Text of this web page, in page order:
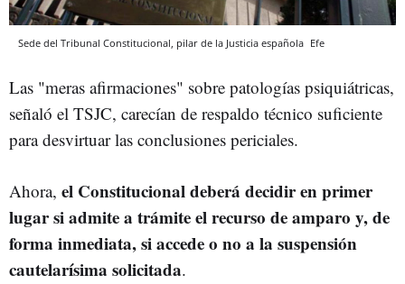
Sede del Tribunal Constitucional, pilar de la Justicia española Efe
Las "meras afirmaciones" sobre patologías psiquiátricas,
señaló el TSJC, carecían de respaldo técnico suficiente
para desvirtuar las conclusiones periciales.
Ahora, el Constitucional deberá decidir en primer
lugar si admite a trámite el recurso de amparo y, de
forma inmediata, si accede o no a la suspensión
cautelarísima solicitada.